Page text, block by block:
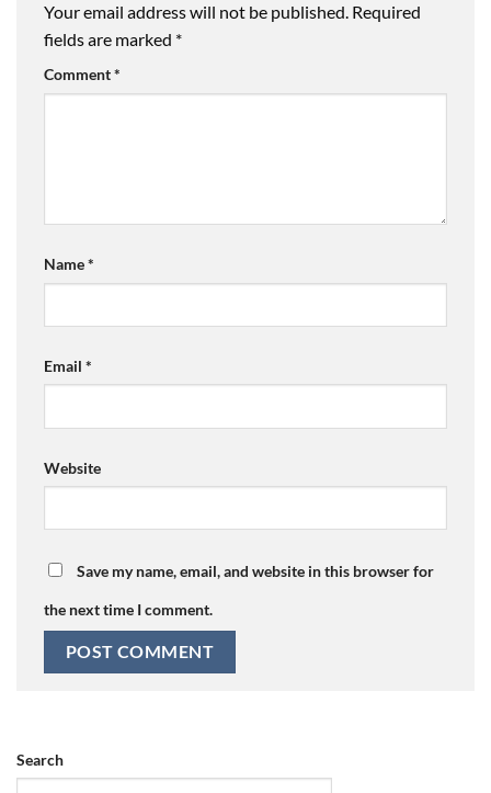
Your email address will not be published. Required
fields are marked *
Comment*
Name*
Email *
Website
Save my name, email, and website in this browser for
the next time I comment.
Search